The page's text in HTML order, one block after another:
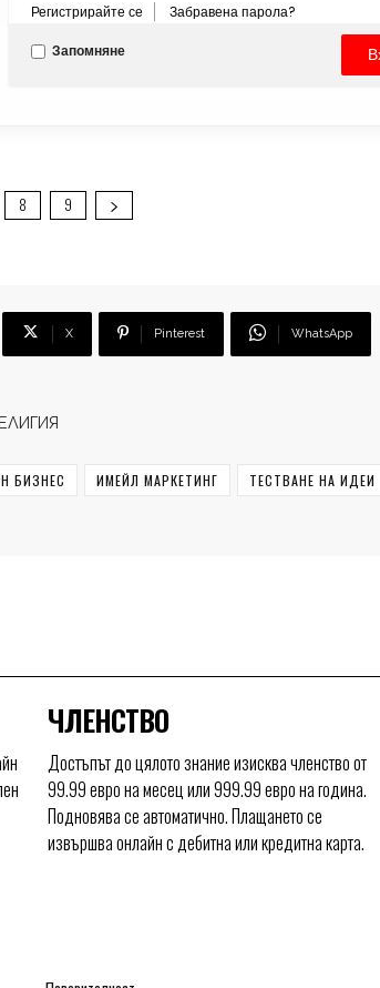
Регистрирайте се Забравена парола?
Запомняне
8 9
X Pinterest WhatsApp
БИЗНЕС ИМЕЙЛ МАРКЕТИНГ ТЕСТВАНЕ НА ИДЕИ
ЧЛЕНСТВО
Достъпът до цялото знание изисква членство от
99.99 евро на месец или 999.99 евро на година.
Подновява се автоматично. Плащането се
извършва онлайн с дебитна или кредитна карта.